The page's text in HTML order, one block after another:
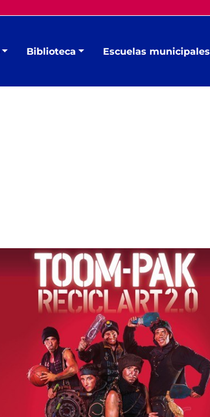
Biblioteca Escuelas municipales